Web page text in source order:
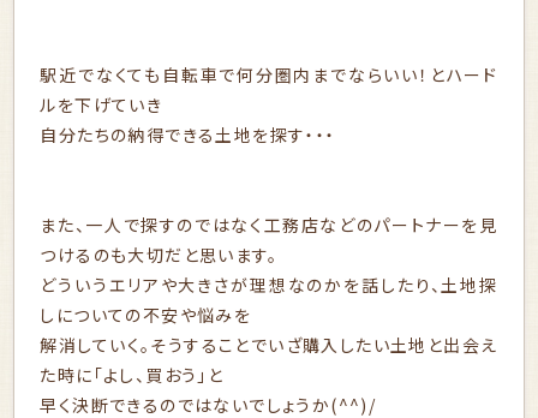
駅近でなくても自転車で何分圏内までならいい！とハード
ルを下げていき
自分たちの納得できる土地を探す・・・
また、一人で探すのではなく工務店などのパートナーを見
つけるのも大切だと思います。
どういうエリアや大きさが理想なのかを話したり、土地探
しについての不安や悩みを
解消していく。そうすることでいざ購入したい土地と出会え
た時に「よし、買おう」と
早く決断できるのではないでしょうか(^^)/